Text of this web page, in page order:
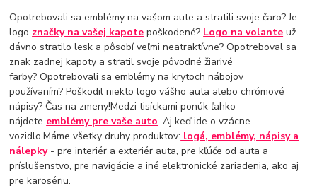
Opotrebovali sa emblémy na vašom aute a stratili svoje čaro? Je
logo značky na vašej kapote poškodené? Logo na volante už
dávno stratilo lesk a pôsobí veľmi neatraktívne? Opotreboval sa
znak zadnej kapoty a stratil svoje pôvodné žiarivé
farby? Opotrebovali sa emblémy na krytoch nábojov
používaním? Poškodil niekto logo vášho auta alebo chrómové
nápisy? Čas na zmeny!Medzi tisíckami ponúk ľahko
nájdete emblémy pre vaše auto. Aj keď ide o vzácne
vozidlo.Máme všetky druhy produktov: logá, emblémy, nápisy a
nálepky- pre interiér a exteriér auta, pre kľúče od auta a
príslušenstvo, pre navigácie a iné elektronické zariadenia, ako aj
pre karosériu.